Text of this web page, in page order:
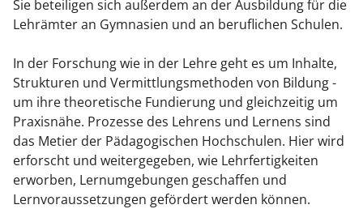
Sie beteiligen sich außerdem an der Ausbildung für die
Lehrämter an Gymnasien und an beruflichen Schulen.
In der Forschung wie in der Lehre geht es um Inhalte,
Strukturen und Vermittlungsmethoden von Bildung -
um ihre theoretische Fundierung und gleichzeitig um
Praxisnähe. Prozesse des Lehrens und Lernens sind
das Metier der Pädagogischen Hochschulen. Hier wird
erforscht und weitergegeben, wie Lehrfertigkeiten
erworben, Lernumgebungen geschaffen und
Lernvoraussetzungen gefördert werden können.